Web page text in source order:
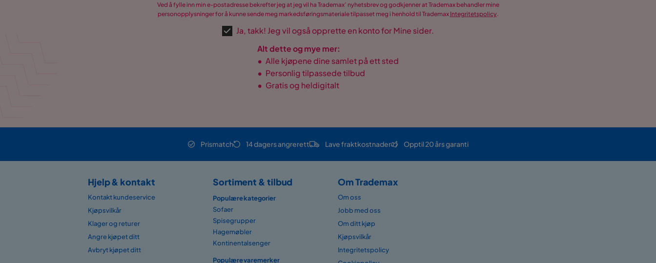
Ved å fylle inn min e-postadresse bekrefter jeg at jeg vil ha Trademax’ nyhetsbrev og godkjenner at Trademax behandler mine
personopplysninger for å kunne sende meg markedsføringsmateriale tilpasset meg i henhold til Trademax Integritetspolicy.
Ja, takk! Jeg vil også opprette en konto for Mine sider.
Alt dette og mye mer:
• Alle kjøpene dine samlet på ett sted
• Personlig tilpassede tilbud
• Gratis og heldigitalt
Prismatch 14 dagers angrerett Lave fraktkostnader Opptil 20 års garanti
Hjelp & kontakt
Kontakt kundeservice
Kjøpsvilkår
Klager og returer
Angre kjøpet ditt
Avbryt kjøpet ditt
Sortiment & tilbud
Populære kategorier
Sofaer
Spisegrupper
Hagemøbler
Kontinentalsenger
Populære varemerker
Om Trademax
Om oss
Jobb med oss
Om ditt kjøp
Kjøpsvilkår
Integritetspolicy